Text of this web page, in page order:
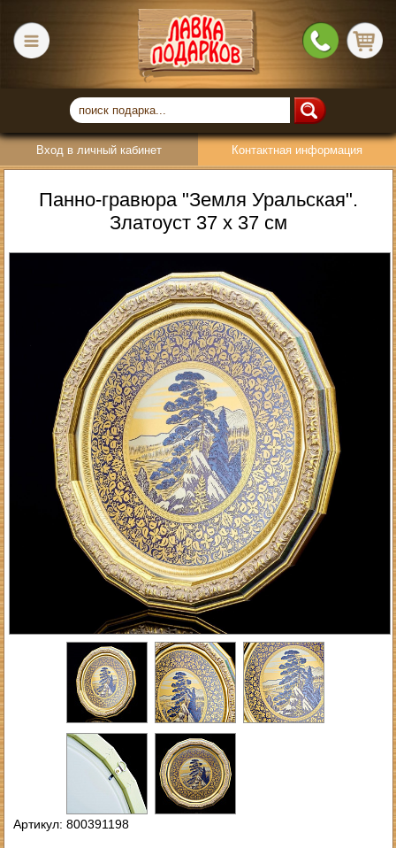
Вход в личный кабинет Контактная информация
Панно-гравюра "Земля Уральская".
Златоуст 37 х 37 см
Артикул: 800391198